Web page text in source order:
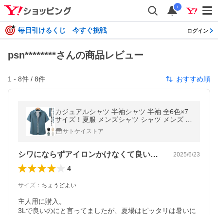
i
毎日引けるくじ 今すぐ挑戦 ログイン
psn********さんの商品レビュー
1 - 8件 / 8件 おすすめ順
カジュアルシャツ 半袖シャツ 半袖 全6色×7
サイズ！夏服 メンズシャツ シャツ メンズ 大
きいサイズ 送料無料 ビジネス ゆったり 4L
シンプル
サトケイストア
シワにならずアイロンかけなくて良い^_^ 2025/6/23
4
サイズ ： ちょうどよい
主人用に購入。
3Lで良いのにと言ってましたが、夏場はピッタリは暑いに